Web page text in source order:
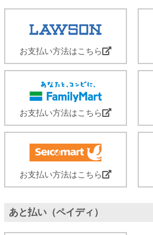
お支払い方法はこちら
お支払い方法はこちら
お支払い方法はこちら
あと払い（ペイディ）